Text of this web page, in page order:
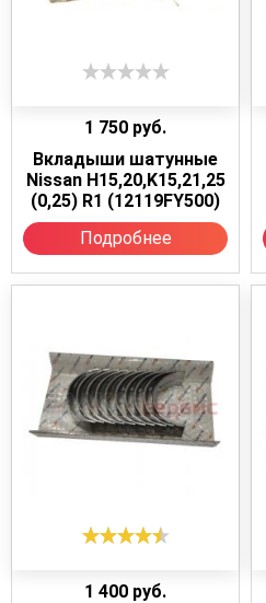
1 750 руб.
Вкладыши шатунные
Nissan H15,20,K15,21,25
(0,25) R1 (12119FY500)
Подробнее
1 400 руб.